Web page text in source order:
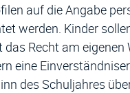
auf die Angabe
werden. Kinder
Recht am eigenen
eine
des Schuljahres